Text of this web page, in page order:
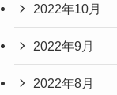
2022年10月
2022年9月
2022年8月